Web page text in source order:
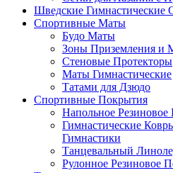
Шведские Гимнастические
Спортивные Маты
Будо Маты
Зоны Приземления и
Стеновые Протекторы
Маты Гимнастические
Татами для Дзюдо
Спортивные Покрытия
Напольное
Гимнастические
Гимнастики
Танцевальный
Рулонное Резиновое